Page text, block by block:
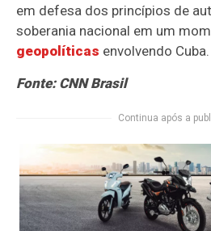
em defesa dos princípios de
soberania nacional em um
geopolíticas envolvendo Cuba.
Fonte: CNN Brasil
Continua após a